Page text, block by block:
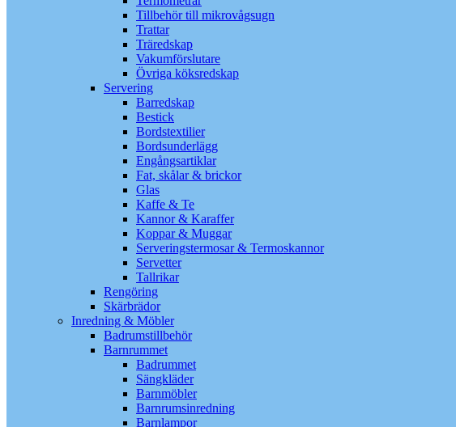
Tillbehör till mikrovågsugn
Trattar
Träredskap
Vakumförslutare
Övriga köksredskap
Servering
Barredskap
Bestick
Bordstextilier
Bordsunderlägg
Engångsartiklar
Fat, skålar & brickor
Glas
Kaffe & Te
Kannor & Karaffer
Koppar & Muggar
Serveringstermosar & Termoskannor
Servetter
Tallrikar
Rengöring
Skärbrädor
Inredning & Möbler
Badrumstillbehör
Barnrummet
Badrummet
Sängkläder
Barnmöbler
Barnrumsinredning
Barnlampor